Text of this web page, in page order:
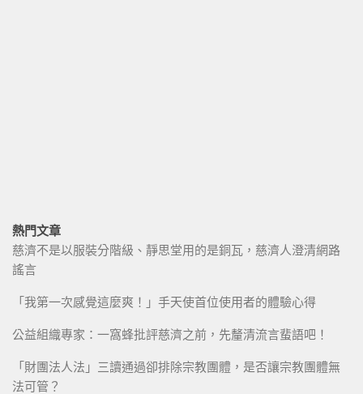
熱門文章
慈濟不是以服裝分階級、靜思堂用的是銅瓦，慈濟人澄清網路
謠言
「我第一次感覺這麼爽！」手天使首位使用者的體驗心得
公益組織專家：一窩蜂批評慈濟之前，先釐清流言蜚語吧！
「財團法人法」三讀通過卻排除宗教團體，是否讓宗教團體無
法可管？